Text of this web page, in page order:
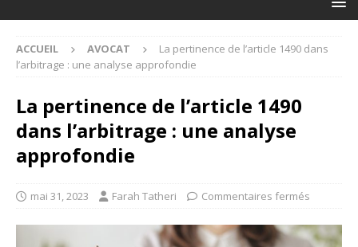
ACCUEIL AVOCAT
La pertinence de l’article 1490 dans
l’arbitrage : une analyse approfondie
La pertinence de l’article 1490
dans l’arbitrage : une analyse
approfondie
mai 31, 2023 Farah Tatheri Commentaires fermés